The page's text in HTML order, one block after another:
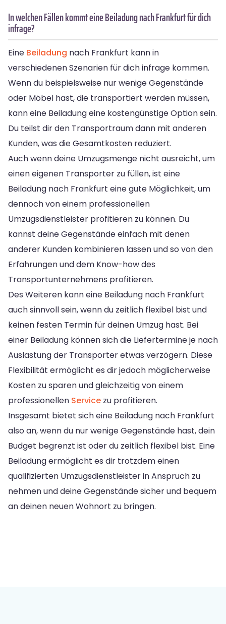
In welchen Fällen kommt eine Beiladung nach Frankfurt für dich
infrage?
Eine Beiladung nach Frankfurt kann in
verschiedenen Szenarien für dich infrage kommen.
Wenn du beispielsweise nur wenige Gegenstände
oder Möbel hast, die transportiert werden müssen,
kann eine Beiladung eine kostengünstige Option sein.
Du teilst dir den Transportraum dann mit anderen
Kunden, was die Gesamtkosten reduziert.
Auch wenn deine Umzugsmenge nicht ausreicht, um
einen eigenen Transporter zu füllen, ist eine
Beiladung nach Frankfurt eine gute Möglichkeit, um
dennoch von einem professionellen
Umzugsdienstleister profitieren zu können. Du
kannst deine Gegenstände einfach mit denen
anderer Kunden kombinieren lassen und so von den
Erfahrungen und dem Know-how des
Transportunternehmens profitieren.
Des Weiteren kann eine Beiladung nach Frankfurt
auch sinnvoll sein, wenn du zeitlich flexibel bist und
keinen festen Termin für deinen Umzug hast. Bei
einer Beiladung können sich die Liefertermine je nach
Auslastung der Transporter etwas verzögern. Diese
Flexibilität ermöglicht es dir jedoch möglicherweise
Kosten zu sparen und gleichzeitig von einem
professionellen Service zu profitieren.
Insgesamt bietet sich eine Beiladung nach Frankfurt
also an, wenn du nur wenige Gegenstände hast, dein
Budget begrenzt ist oder du zeitlich flexibel bist. Eine
Beiladung ermöglicht es dir trotzdem einen
qualifizierten Umzugsdienstleister in Anspruch zu
nehmen und deine Gegenstände sicher und bequem
an deinen neuen Wohnort zu bringen.